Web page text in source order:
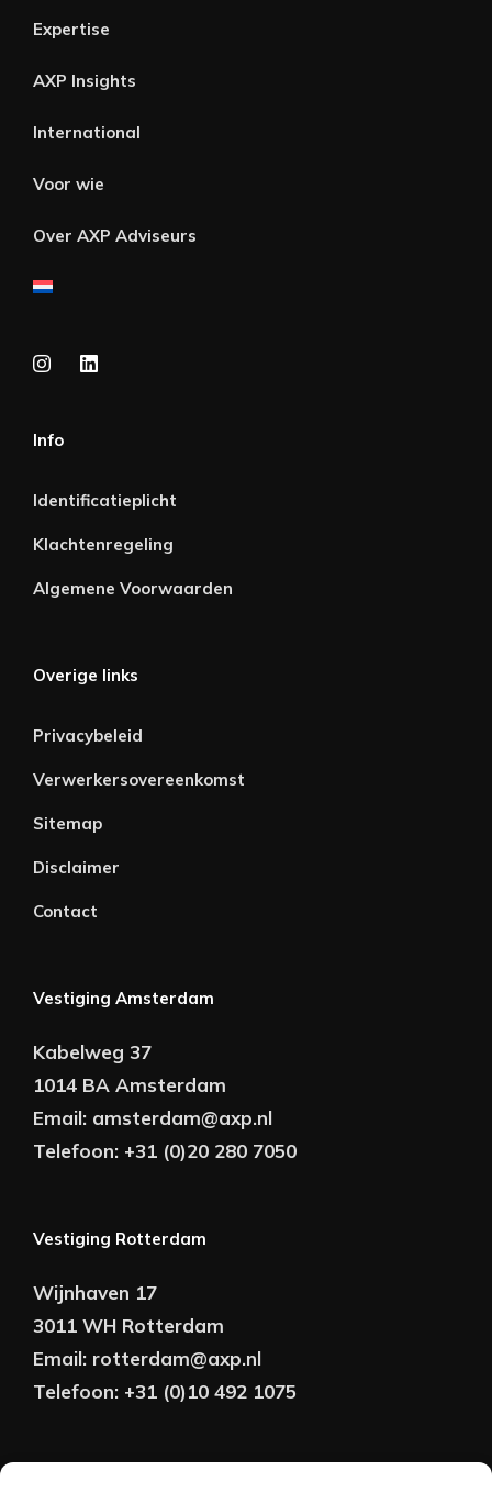
Expertise
AXP Insights
International
Voor wie
Over AXP Adviseurs
Info
Identificatieplicht
Klachtenregeling
Algemene Voorwaarden
Overige links
Privacybeleid
Verwerkersovereenkomst
Sitemap
Disclaimer
Contact
Vestiging Amsterdam
Kabelweg 37
1014 BA Amsterdam
Email: amsterdam@axp.nl
Telefoon: +31 (0)20 280 7050
Vestiging Rotterdam
Wijnhaven 17
3011 WH Rotterdam
Email: rotterdam@axp.nl
Telefoon: +31 (0)10 492 1075